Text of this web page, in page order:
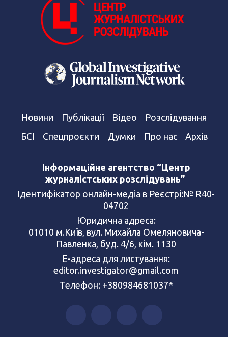
Новини Публікації Відео
Розслідування
БСІ
Спецпроєкти Думки Про нас Архів
Інформаційне агентство “Центр
журналістських розслідувань”
Ідентифікатор онлайн-медіа в Реєстрі:№ R40-
04702
Юридична адреса:
01010 м.Київ, вул. Михайла Омеляновича-
Павленка, буд. 4/6, кім. 1130
Е-адреса для листування:
editor.investigator@gmail.com
Телефон: +380984681037*